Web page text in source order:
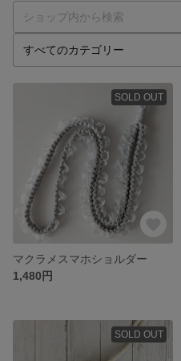
SOLD OUT
マクラメスマホショルダー
1,480円
SOLD OUT